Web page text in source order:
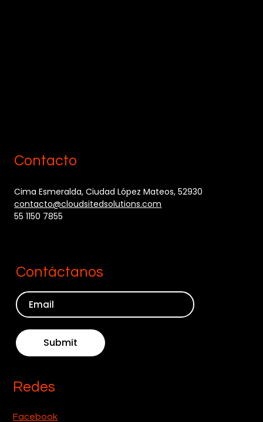
Contacto
Cima Esmeralda, Ciudad López Mateos, 52930
contacto@cloudsitedsolutions.com
55 1150 7855
Redes
Facebook
Contáctanos
Submit